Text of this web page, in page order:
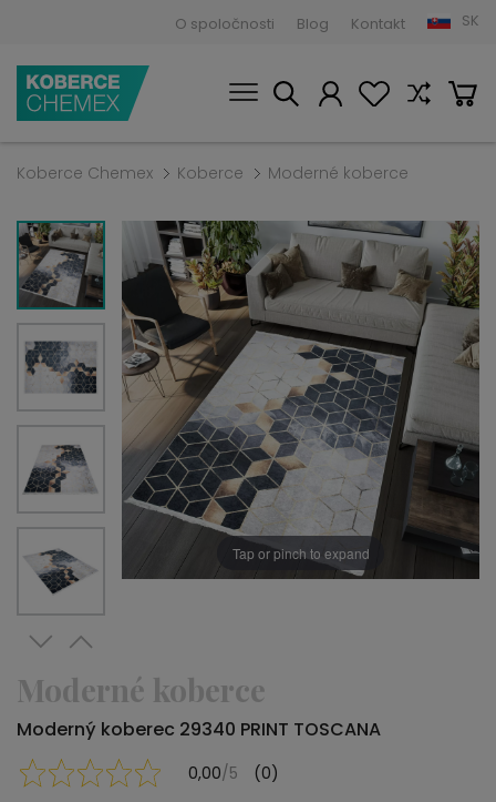
O spoločnosti Blog Kontakt SK
Koberce Chemex Koberce Moderné koberce
Tap or pinch to expand
Moderné koberce
Moderný koberec 29340 PRINT TOSCANA
0,00/5 (0)